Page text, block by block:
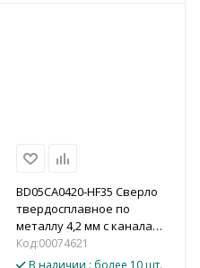
BD05CA0420-HF35 Сверло
твердосплавное по
металлу 4,2 мм с каналами
для подвода СОЖ (5xD)
Код:00074621
В наличии : более 10 шт.